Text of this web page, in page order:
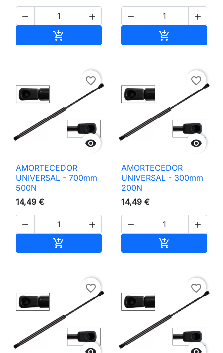
 

 


favorite_border
AMORTECEDOR
UNIVERSAL - 700mm
500N
14,49 €
 


favorite_border
AMORTECEDOR
UNIVERSAL - 300mm
200N
14,49 €
 

favorite_border favorite_border